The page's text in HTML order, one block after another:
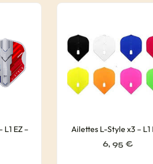
EZ –
Ailettes L-Style x3 – L1
6, 95 €